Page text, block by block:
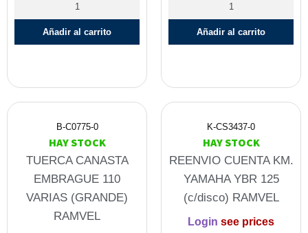
Añadir al carrito Añadir al carrito
B-C0775-0
HAY STOCK
TUERCA CANASTA
EMBRAGUE 110
VARIAS (GRANDE)
RAMVEL
K-CS3437-0
HAY STOCK
REENVIO CUENTA KM.
YAMAHA YBR 125
(c/disco) RAMVEL
Login see prices